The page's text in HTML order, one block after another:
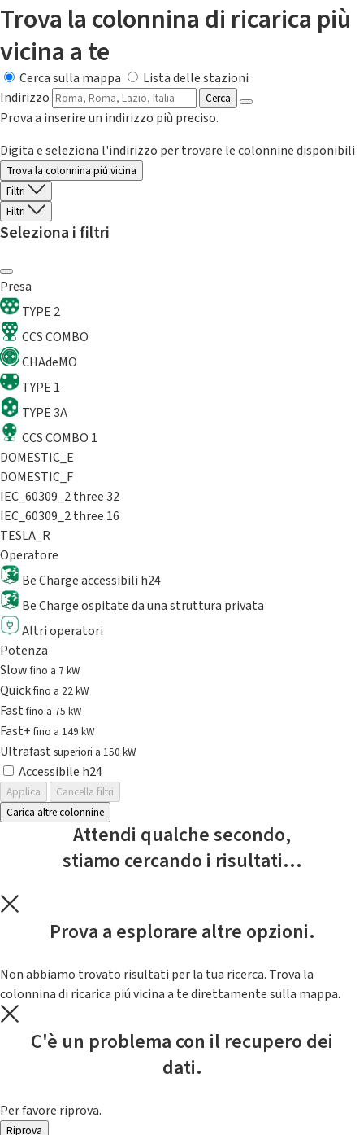
Trova la colonnina di ricarica più
vicina a te
Cerca sulla mappa
Lista delle stazioni
Indirizzo
Cerca
Prova a inserire un indirizzo più preciso.
Digita e seleziona l'indirizzo per trovare le colonnine disponibili
Trova la colonnina piú vicina
Filtri
Filtri
Seleziona i filtri
Presa
TYPE 2
CCS COMBO
CHAdeMO
TYPE 1
TYPE 3A
CCS COMBO 1
DOMESTIC_E
DOMESTIC_F
IEC_60309_2 three 32
IEC_60309_2 three 16
TESLA_R
Operatore
Be Charge accessibili h24
Be Charge ospitate da una struttura privata
Altri operatori
Potenza
Slowfino a 7 kW
Quickfino a 22 kW
Fastfino a 75 kW
Fast+fino a 149 kW
Ultrafast superiori a 150 kW
Accessibile h24
Applica
Cancella filtri
Carica altre colonnine
Attendi qualche secondo,
stiamo cercando i risultati...
Prova a esplorare altre opzioni.
Non abbiamo trovato risultati per la tua ricerca. Trova la
colonnina di ricarica piú vicina a te direttamente sulla mappa.
C'è un problema con il recupero dei
dati.
Per favore riprova.
Riprova